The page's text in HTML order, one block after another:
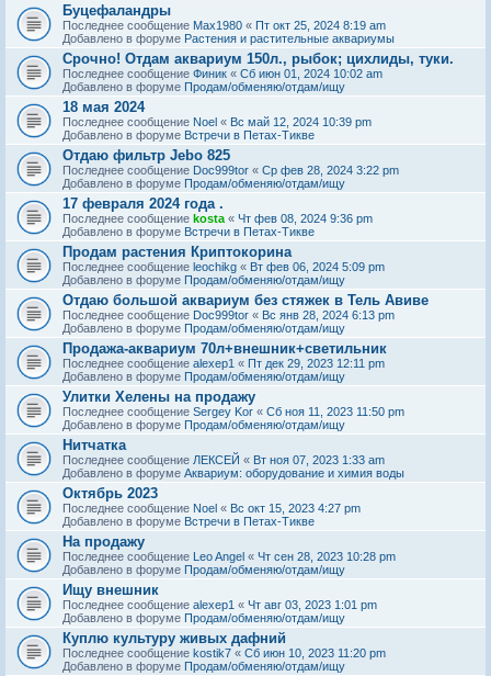
Буцефаландры
Последнее сообщение Max1980 « Пт окт 25, 2024 8:19 am
Добавлено в форуме Растения и растительные аквариумы
Срочно! Отдам аквариум 150л., рыбок; цихлиды, туки.
Последнее сообщение Финик « Сб июн 01, 2024 10:02 am
Добавлено в форуме Продам/обменяю/отдам/ищу
18 мая 2024
Последнее сообщение Noel « Вс май 12, 2024 10:39 pm
Добавлено в форуме Встречи в Петах-Тикве
Отдаю фильтр Jebo 825
Последнее сообщение Doc999tor « Ср фев 28, 2024 3:22 pm
Добавлено в форуме Продам/обменяю/отдам/ищу
17 февраля 2024 года .
Последнее сообщение kosta « Чт фев 08, 2024 9:36 pm
Добавлено в форуме Встречи в Петах-Тикве
Продам растения Криптокорина
Последнее сообщение leochikg « Вт фев 06, 2024 5:09 pm
Добавлено в форуме Продам/обменяю/отдам/ищу
Отдаю большой аквариум без стяжек в Тель Авиве
Последнее сообщение Doc999tor « Вс янв 28, 2024 6:13 pm
Добавлено в форуме Продам/обменяю/отдам/ищу
Продажа-аквариум 70л+внешник+светильник
Последнее сообщение alexep1 « Пт дек 29, 2023 12:11 pm
Добавлено в форуме Продам/обменяю/отдам/ищу
Улитки Хелены на продажу
Последнее сообщение Sergey Kor « Сб ноя 11, 2023 11:50 pm
Добавлено в форуме Продам/обменяю/отдам/ищу
Нитчатка
Последнее сообщение ЛЕКСЕЙ « Вт ноя 07, 2023 1:33 am
Добавлено в форуме Аквариум: оборудование и химия воды
Октябрь 2023
Последнее сообщение Noel « Вс окт 15, 2023 4:27 pm
Добавлено в форуме Встречи в Петах-Тикве
На продажу
Последнее сообщение Leo Angel « Чт сен 28, 2023 10:28 pm
Добавлено в форуме Продам/обменяю/отдам/ищу
Ищу внешник
Последнее сообщение alexep1 « Чт авг 03, 2023 1:01 pm
Добавлено в форуме Продам/обменяю/отдам/ищу
Куплю культуру живых дафний
Последнее сообщение kostik7 « Сб июн 10, 2023 11:20 pm
Добавлено в форуме Продам/обменяю/отдам/ищу